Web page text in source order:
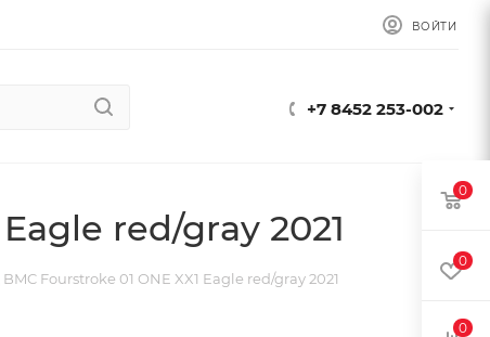
ВОЙТИ
+7 8452 253-002
red/gray 2021
Fourstroke 01 ONE XX1 Eagle red/gray 2021
0
0
0